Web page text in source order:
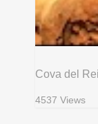
Cova del
4537 Views